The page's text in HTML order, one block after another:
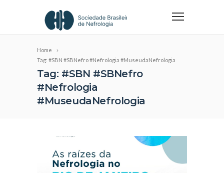
Home
Tag: #SBN #SBNefro #Nefrologia #MuseudaNefrologia
Tag: #SBN #SBNefro
#Nefrologia
#MuseudaNefrologia